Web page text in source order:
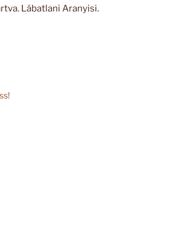
Lábatlani Aranyisi.